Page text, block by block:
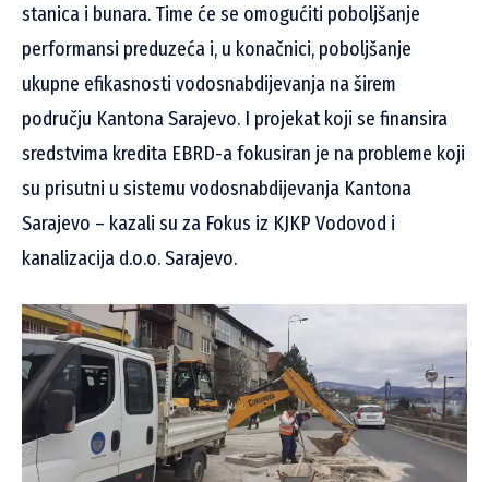
stanica i bunara. Time će se omogućiti poboljšanje
performansi preduzeća i, u konačnici, poboljšanje
ukupne efikasnosti vodosnabdijevanja na širem
području Kantona Sarajevo. I projekat koji se finansira
sredstvima kredita EBRD-a fokusiran je na probleme koji
su prisutni u sistemu vodosnabdijevanja Kantona
Sarajevo – kazali su za Fokus iz KJKP Vodovod i
kanalizacija d.o.o. Sarajevo.